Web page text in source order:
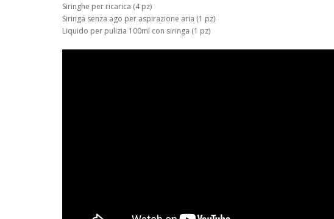
Siringhe per ricarica (4 pz)
Siringa senza ago per aspirazione aria (1 pz)
Liquido per pulizia 100ml con siringa (1 pz)